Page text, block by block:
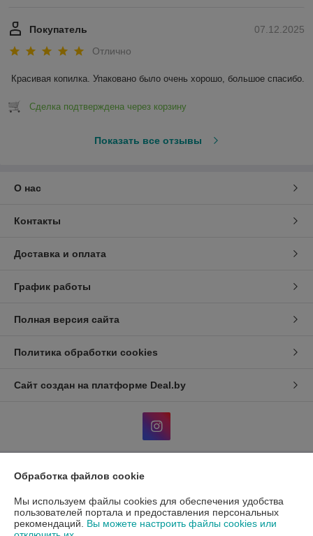
07.12.2025
Покупатель
Отлично
Красивая копилка. Упаковано было очень хорошо, большое спасибо.
Сделка подтверждена через корзину
Показать все отзывы
О нас
Контакты
Доставка и оплата
График работы
Полная версия сайта
Политика обработки cookies
Сайт создан на платформе Deal.by
Информация для покупателя
Индивидуальный предприниматель:ИП Гавриленко Светлана
Михайловна
Пушкина 22а/5
Обработка файлов cookie
Мы используем файлы cookies для обеспечения удобства
пользователей портала и предоставления персональных
рекомендаций. Вы можете настроить файлы cookies или